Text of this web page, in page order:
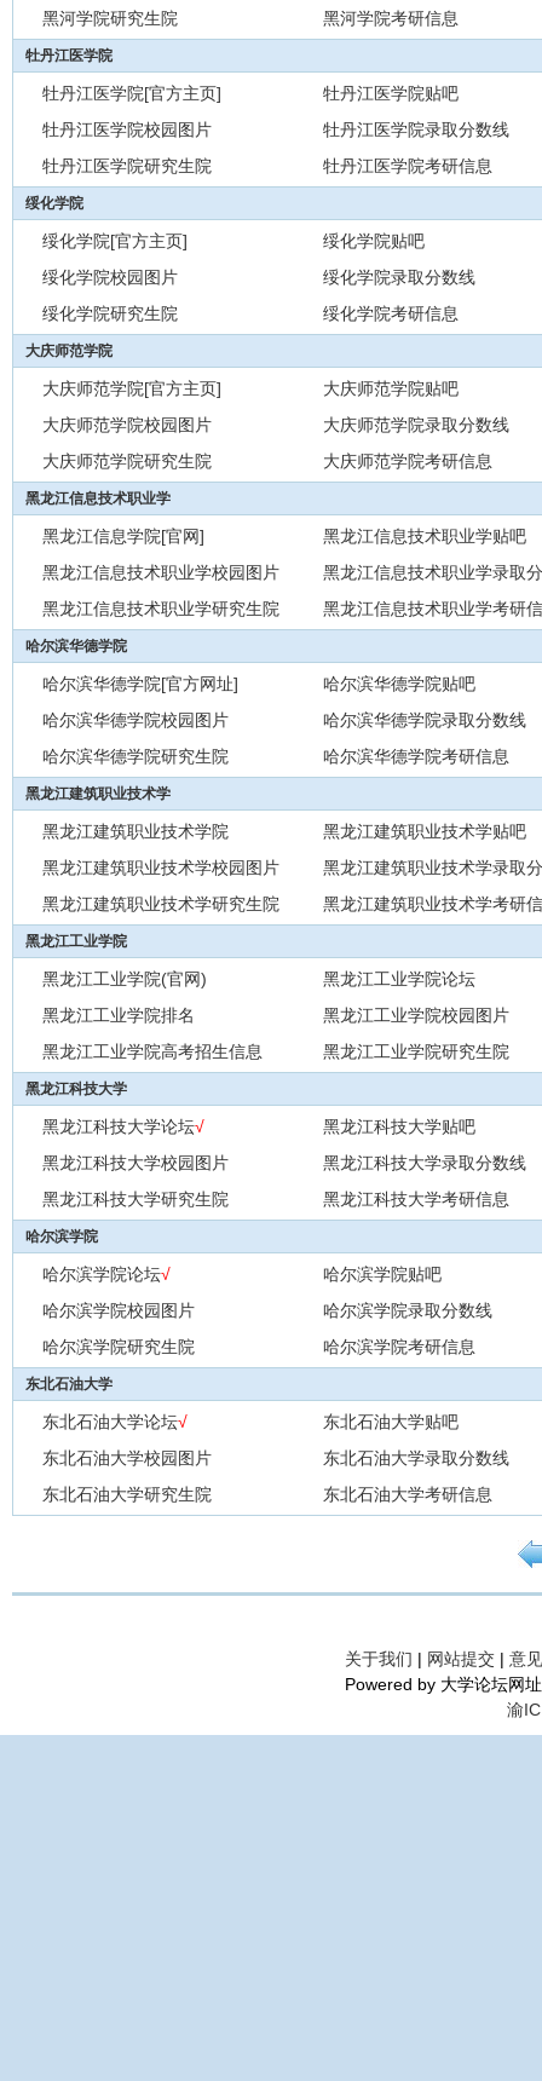
黑河学院研究生院 黑河学院考研信息
牡丹江医学院
牡丹江医学院[官方主页]
牡丹江医学院贴吧
牡丹江医学院校园图片
牡丹江医学院录取分数线
牡丹江医学院研究生院
牡丹江医学院考研信息
绥化学院
绥化学院[官方主页]
绥化学院贴吧
绥化学院校园图片
绥化学院录取分数线
绥化学院研究生院
绥化学院考研信息
大庆师范学院
大庆师范学院[官方主页]
大庆师范学院贴吧
大庆师范学院校园图片
大庆师范学院录取分数线
大庆师范学院研究生院
大庆师范学院考研信息
黑龙江信息技术职业学
黑龙江信息学院[官网]
黑龙江信息技术职业学贴吧
黑龙江信息技术职业学校园图片
黑龙江信息技术职业学录取
黑龙江信息技术职业学研究生院
黑龙江信息技术职业学考研
哈尔滨华德学院
哈尔滨华德学院[官方网址]
哈尔滨华德学院贴吧
哈尔滨华德学院校园图片
哈尔滨华德学院录取分数线
哈尔滨华德学院研究生院
哈尔滨华德学院考研信息
黑龙江建筑职业技术学
黑龙江建筑职业技术学院
黑龙江建筑职业技术学贴吧
黑龙江建筑职业技术学校园图片
黑龙江建筑职业技术学录取
黑龙江建筑职业技术学研究生院
黑龙江建筑职业技术学考研
黑龙江工业学院
黑龙江工业学院(官网)
黑龙江工业学院论坛
黑龙江工业学院排名
黑龙江工业学院校园图片
黑龙江工业学院高考招生信息
黑龙江工业学院研究生院
黑龙江科技大学
黑龙江科技大学论坛√
黑龙江科技大学贴吧
黑龙江科技大学校园图片
黑龙江科技大学录取分数线
黑龙江科技大学研究生院
黑龙江科技大学考研信息
哈尔滨学院
哈尔滨学院论坛√
哈尔滨学院贴吧
哈尔滨学院校园图片
哈尔滨学院录取分数线
哈尔滨学院研究生院
哈尔滨学院考研信息
东北石油大学
东北石油大学论坛√
东北石油大学贴吧
东北石油大学校园图片
东北石油大学录取分数线
东北石油大学研究生院
东北石油大学考研信息
关于我们 | 网站提交 | 意
Powered by 大学论坛网
渝